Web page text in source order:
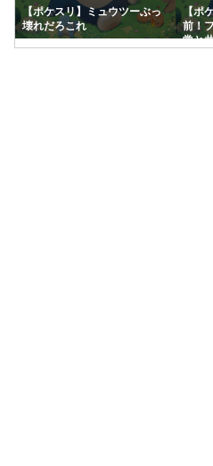
【ポケスリ】ミュウツーぶっ
壊れだろこれ
【ポ
前！
常と